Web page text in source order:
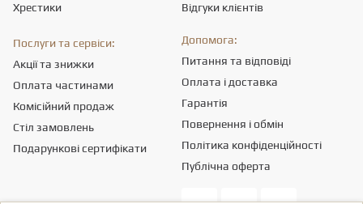
Хрестики
Відгуки клієнтів
Послуги та сервіси:
Акції та знижки
Оплата частинами
Комісійний продаж
Стіл замовлень
Подарункові сертифікати
Допомога:
Питання та відповіді
Оплата і доставка
Гарантія
Повернення і обмін
Політика конфіденційності
Публічна оферта